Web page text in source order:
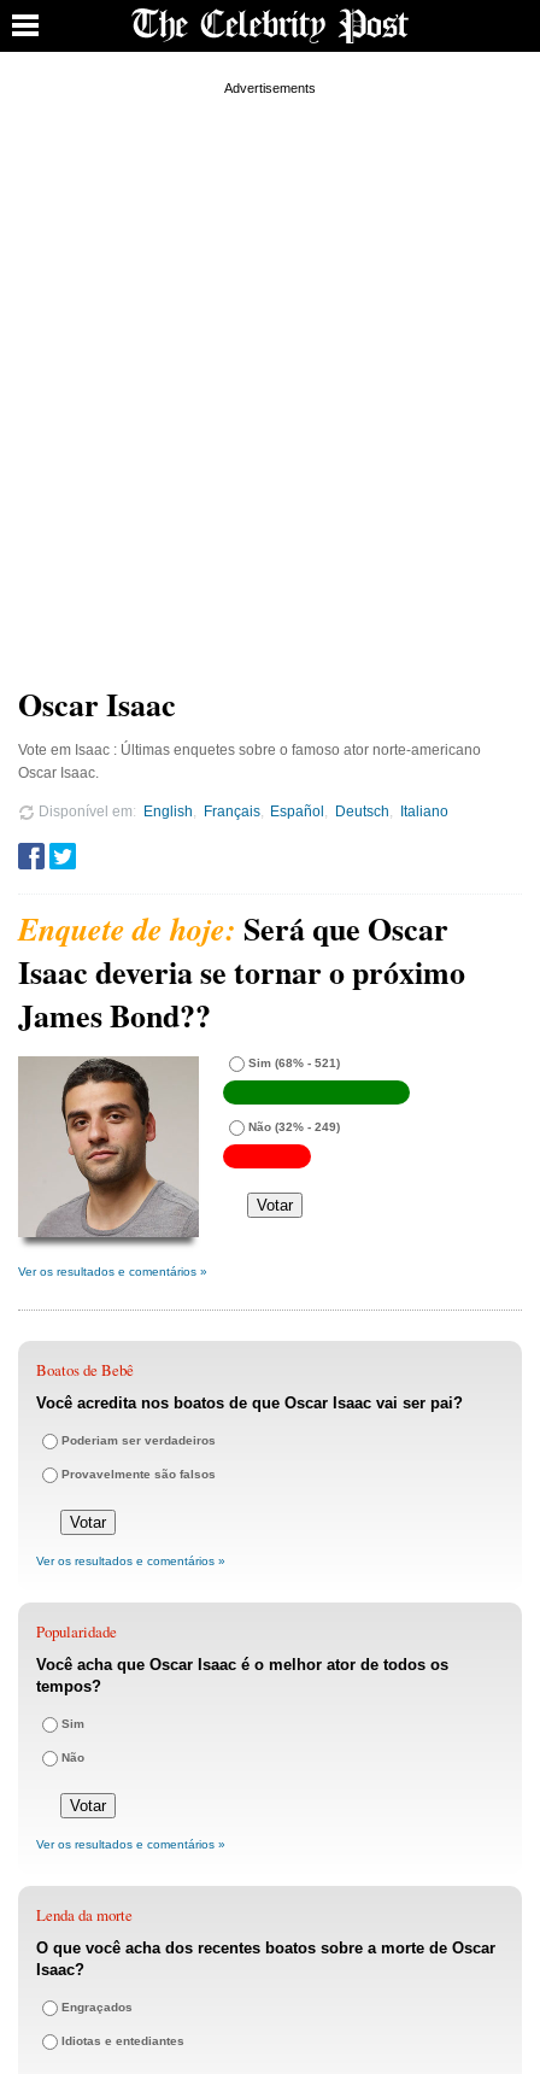
Oscar Isaac
Vote em Isaac : Últimas enquetes sobre o famoso ator norte-americano
Oscar Isaac.
Disponível em English Français Español Deutsch Italiano
Será que Oscar
Isaac deveria se tornar o próximo
James Bond??
Sim (68% - 521)
Não (32% - 249)
Ver os resultados e comentários »
Boatos de Bebê
Você acredita nos boatos de que Oscar Isaac vai ser pai?
Poderiam ser verdadeiros
Provavelmente são falsos
Ver os resultados e comentários »
Popularidade
Você acha que Oscar Isaac é o melhor ator de todos os
tempos?
Sim
Não
Ver os resultados e comentários »
Lenda da morte
O que você acha dos recentes boatos sobre a morte de Oscar
Isaac?
Engraçados
Idiotas e entediantes